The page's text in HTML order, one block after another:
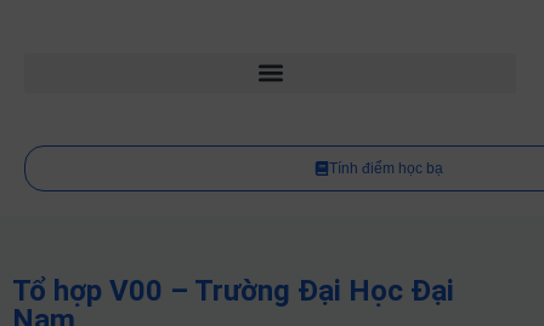
Tính điểm học bạ
Tổ hợp V00 – Trường Đại Học Đại